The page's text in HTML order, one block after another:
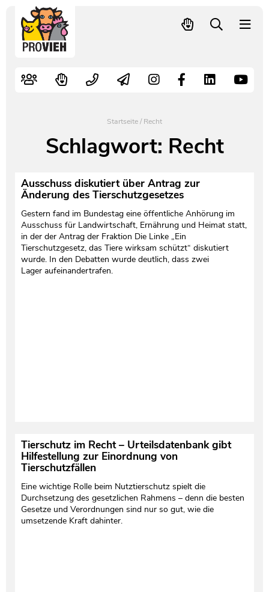
Schnellwahl
Startseite/Recht
Schlagwort: Recht
Ausschuss diskutiert über Antrag zur
Änderung des Tierschutzgesetzes
Gestern fand im Bundestag eine öffentliche Anhörung im
Ausschuss für Landwirtschaft, Ernährung und Heimat statt,
in der der Antrag der Fraktion Die Linke „Ein
Tierschutzgesetz, das Tiere wirksam schützt“ diskutiert
wurde. In den Debatten wurde deutlich, dass zwei
Lager aufeinandertrafen.
Tierschutz im Recht – Urteilsdatenbank gibt
Hilfestellung zur Einordnung von
Tierschutzfällen
Eine wichtige Rolle beim Nutztierschutz spielt die
Durchsetzung des gesetzlichen Rahmens – denn die besten
Gesetze und Verordnungen sind nur so gut, wie die
umsetzende Kraft dahinter.
Nutztiere
Alte Nutztierrassen
Video- und Audiothek
Kampagnen
Fachliche Arbeit
Verbraucherinfos
Mitglied werden – langfristig helfen
Spenden
Freiwille Beitragserhöhung
Aktiv werden
Shop
Geldauflagen
Kontakt
Leitbild
Satzung
Jahresberichte
Vereinsgründung
Pressekontakt
Newsletter
Pressespiegel
Pressematerial
PROVIEH in Zahlen